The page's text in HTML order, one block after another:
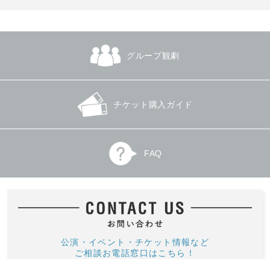
グループ観劇
チケット購入ガイド
FAQ
公演・イベント・チケット情報など
ご相談お電話窓口はこちら！